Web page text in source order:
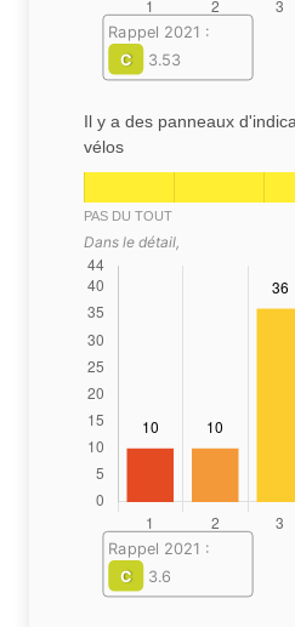
Rappel 2021 :
C
3.53
Il y a des panneaux
vélos
PAS DU TOUT
Dans le détail,
Rappel 2021 :
C
3.6